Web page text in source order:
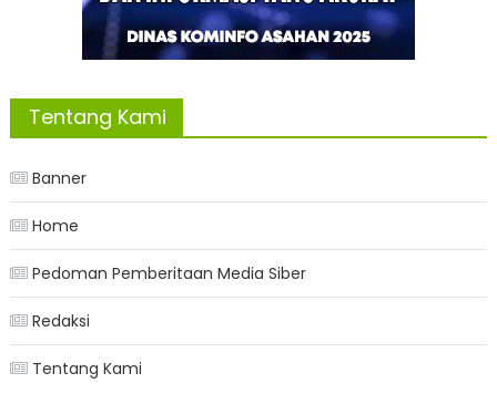
Tentang Kami
Banner
Home
Pedoman Pemberitaan Media Siber
Redaksi
Tentang Kami